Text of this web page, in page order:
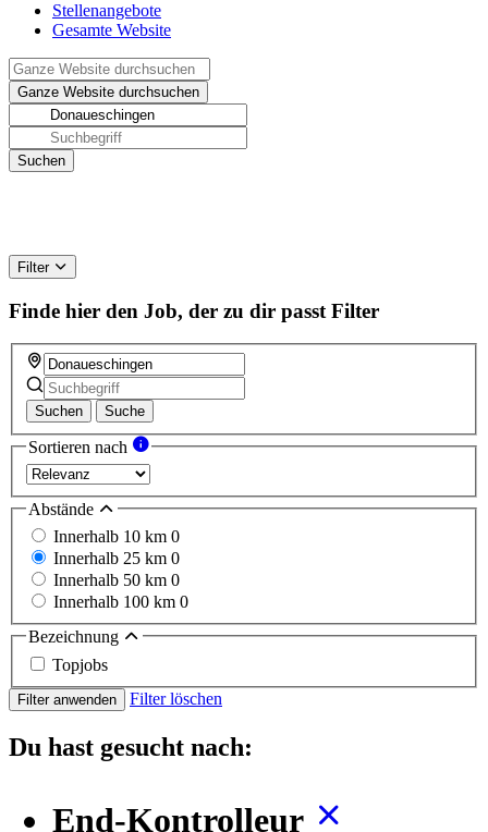
Stellenangebote
Gesamte Website
Filter
Finde hier den Job, der zu dir passt Filter
Suchen Suche
Sortieren nach
Abstände
Innerhalb 10 km 0
Innerhalb 25 km 0
Innerhalb 50 km 0
Innerhalb 100 km 0
Bezeichnung
Topjobs
Filter anwenden Filter löschen
Du hast gesucht nach:
End-Kontrolleur